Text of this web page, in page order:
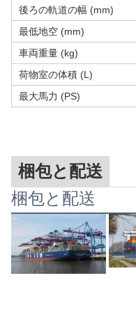
後ろの軌道の幅 (mm)
最低地空 (mm)
車両重量 (kg)
荷物室の体積 (L)
最大馬力 (PS)
梱包と配送
梱包と配送